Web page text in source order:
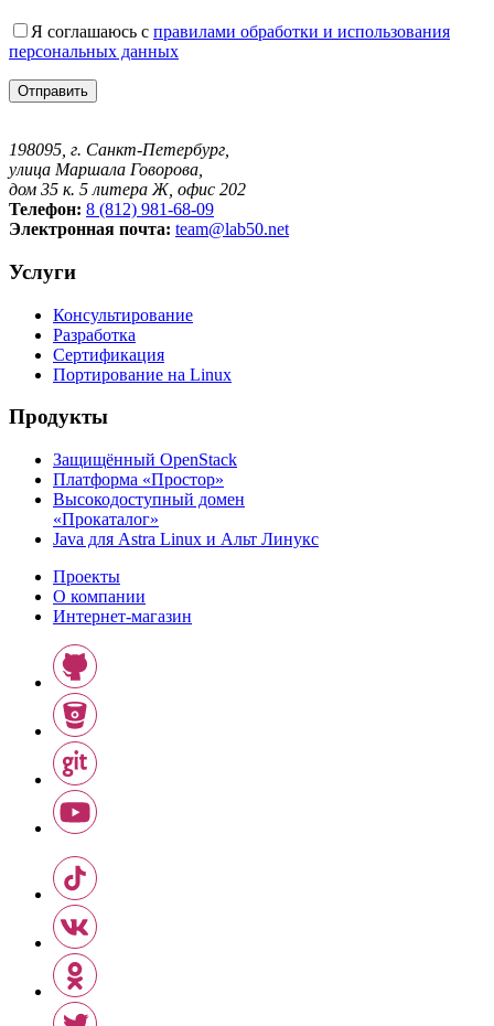
Я соглашаюсь с правилами обработки и использования
персональных данных
198095, г. Санкт-Петербург,
улица Маршала Говорова,
дом 35 к. 5 литера Ж, офис 202
Телефон: 8 (812) 981-68-09
Электронная почта: team@lab50.net
Услуги
Консультирование
Разработка
Сертификация
Портирование на Linux
Продукты
Защищённый OpenStack
Платформа «Простор»
Высокодоступный домен
«Прокаталог»
Java для Astra Linux и Альт Линукс
Проекты
О компании
Интернет-магазин